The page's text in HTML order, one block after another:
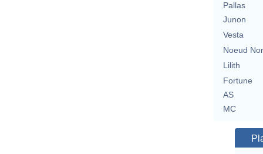
Pallas
Junon
Vesta
Noeud
Lilith
Fortune
AS
MC